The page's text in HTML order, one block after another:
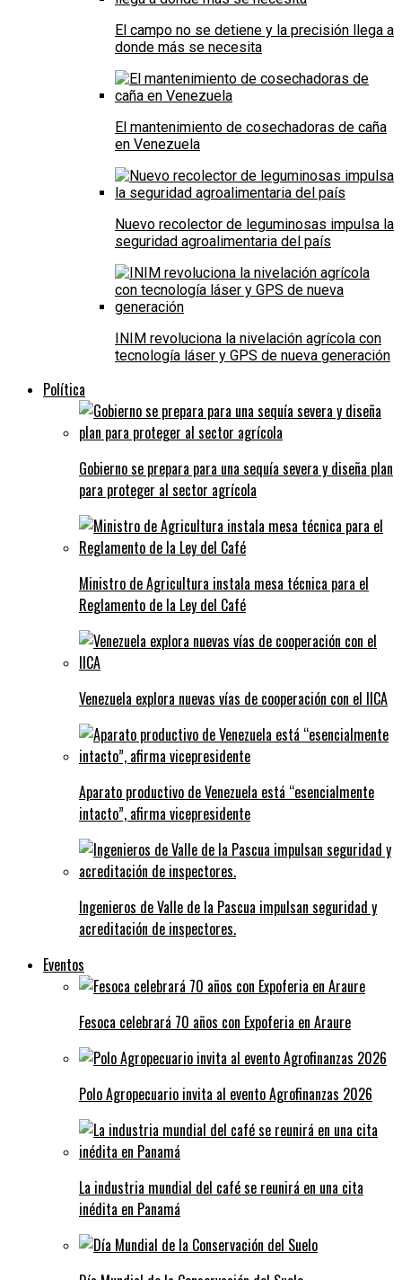
El campo no se detiene y la precisión llega a
donde más se necesita
El mantenimiento de cosechadoras de caña
en Venezuela
Nuevo recolector de leguminosas impulsa la
seguridad agroalimentaria del país
INIM revoluciona la nivelación agrícola con
tecnología láser y GPS de nueva generación
Política
Gobierno se prepara para una sequía severa y diseña plan
para proteger al sector agrícola
Ministro de Agricultura instala mesa técnica para el
Reglamento de la Ley del Café
Venezuela explora nuevas vías de cooperación con el IICA
Aparato productivo de Venezuela está “esencialmente
intacto”, afirma vicepresidente
Ingenieros de Valle de la Pascua impulsan seguridad y
acreditación de inspectores.
Eventos
Fesoca celebrará 70 años con Expoferia en Araure
Polo Agropecuario invita al evento Agrofinanzas 2026
La industria mundial del café se reunirá en una cita
inédita en Panamá